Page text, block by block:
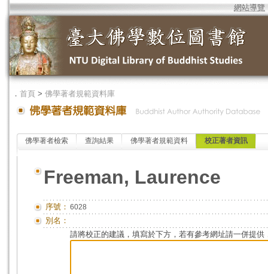
網站導覽
． 首頁 > 佛學著者規範資料庫
佛學著者檢索 查詢結果 佛學著者規範資料 校正著者資訊
Freeman, Laurence
序號： 6028
別名：
請將校正的建議，填寫於下方，若有參考網址請一併提供